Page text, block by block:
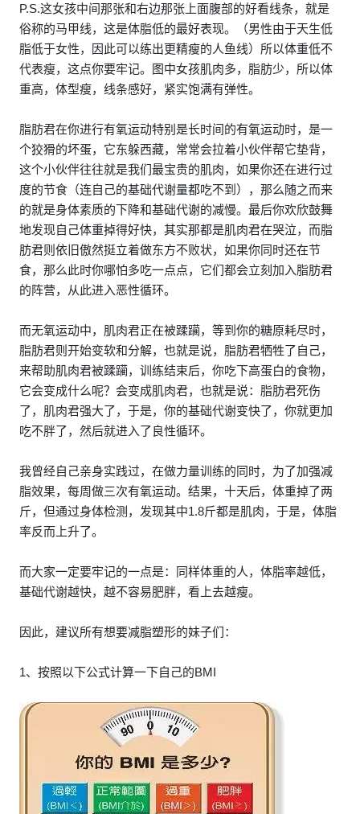
P.S.这女孩中间那张和右边那张上面腹部的好看线条，就是
俗称的马甲线，这是体脂低的最好表现。（男性由于天生低
脂低于女性，因此可以练出更精瘦的人鱼线）所以体重低不
代表瘦，这点你要牢记。图中女孩肌肉多，脂肪少，所以体
重高，体型瘦，线条感好，紧实饱满有弹性。
脂肪君在你进行有氧运动特别是长时间的有氧运动时，是一
个狡猾的坏蛋，它东躲西藏，常常会拉着小伙伴帮它垫背，
这个小伙伴往往就是我们最宝贵的肌肉，如果你还在进行过
度的节食（连自己的基础代谢量都吃不到），那么随之而来
的就是身体素质的下降和基础代谢的减慢。最后你欢欣鼓舞
地发现自己体重掉得好快，其实那都是肌肉君在哭泣，而脂
肪君则依旧傲然挺立着做东方不败状，如果你同时还在节
食，那么此时你哪怕多吃一点点，它们都会立刻加入脂肪君
的阵营，从此进入恶性循环。
而无氧运动中，肌肉君正在被蹂躏，等到你的糖原耗尽时，
脂肪君则开始变软和分解，也就是说，脂肪君牺牲了自己，
来帮助肌肉君被蹂躏，训练结束后，你吃下高蛋白的食物，
它会变成什么呢？会变成肌肉君，也就是说：脂肪君死伤
了，肌肉君强大了，于是，你的基础代谢变快了，你就更加
吃不胖了，然后就进入了良性循环。
我曾经自己亲身实践过，在做力量训练的同时，为了加强减
脂效果，每周做三次有氧运动。结果，十天后，体重掉了两
斤，但通过身体检测，发现其中1.8斤都是肌肉，于是，体脂
率反而上升了。
而大家一定要牢记的一点是：同样体重的人，体脂率越低，
基础代谢越快，越不容易肥胖，看上去越瘦。
因此，建议所有想要减脂塑形的妹子们：
1、按照以下公式计算一下自己的BMI